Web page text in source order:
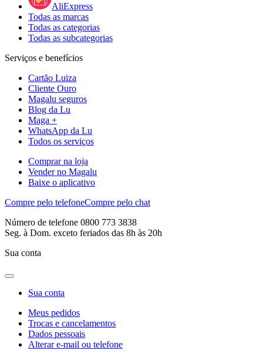
AliExpress
Todas as marcas
Todas as categorias
Todas as subcategorias
Serviços e benefícios
Cartão Luiza
Cliente Ouro
Magalu seguros
Blog da Lu
Maga +
WhatsApp da Lu
Todos os serviços
Comprar na loja
Vender no Magalu
Baixe o aplicativo
Compre pelo telefoneCompre pelo chat
Número de telefone 0800 773 3838
Seg. à Dom. exceto feriados das 8h às 20h
Sua conta
Sua conta
Meus pedidos
Trocas e cancelamentos
Dados pessoais
Alterar e-mail ou telefone